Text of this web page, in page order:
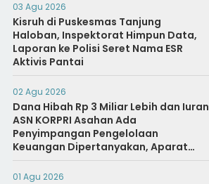
03 Agu 2026
Kisruh di Puskesmas Tanjung
Haloban, Inspektorat Himpun Data,
Laporan ke Polisi Seret Nama ESR
Aktivis Pantai
02 Agu 2026
Dana Hibah Rp 3 Miliar Lebih dan Iuran
ASN KORPRI Asahan Ada
Penyimpangan Pengelolaan
Keuangan Dipertanyakan, Aparat
Diminta Segera Usut
01 Agu 2026